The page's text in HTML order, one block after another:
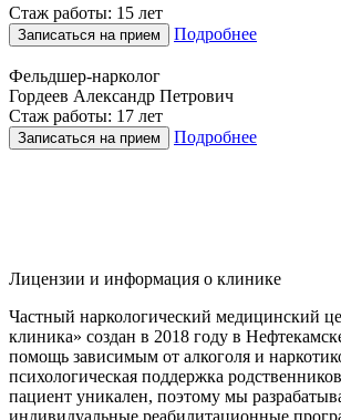
Стаж работы: 15 лет
Записаться на прием Подробнее
Фельдшер-нарколог
Гордеев Александр Петрович
Стаж работы: 17 лет
Записаться на прием Подробнее
Лицензии и информация о клинике
Частный наркологический медицинский
клиника» создан в 2018 году в
помощь зависимым от алкоголя и
психологическая поддержка
пациент уникален, поэтому мы
индивидуальные реабилитационные